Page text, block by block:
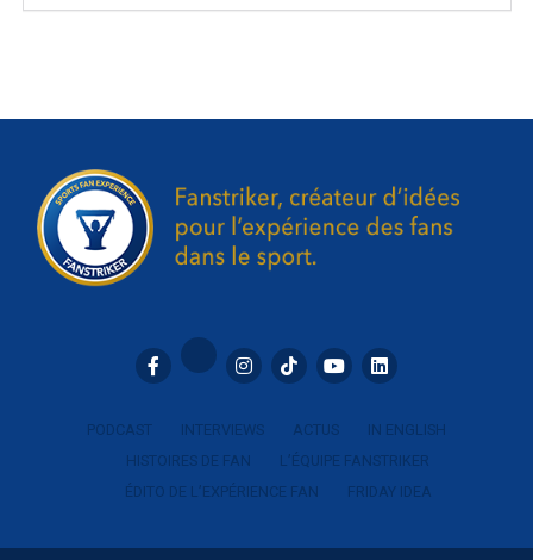
PODCAST INTERVIEWS ACTUS
IN ENGLISH
HISTOIRES DE FAN
L’ÉQUIPE FANSTRIKER
ÉDITO DE L’EXPÉRIENCE FAN
FRIDAY IDEA